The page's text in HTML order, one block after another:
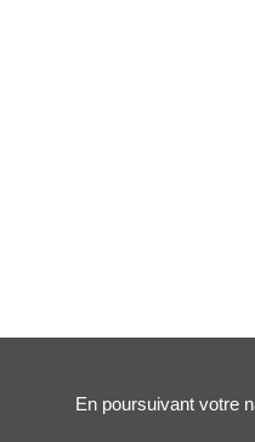
En poursuivant votre